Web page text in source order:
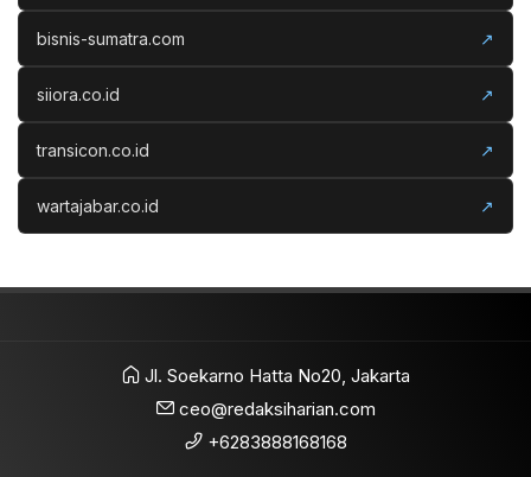
bisnis-sumatra.com ↗
siiora.co.id ↗
transicon.co.id ↗
wartajabar.co.id ↗
Jl. Soekarno Hatta No20, Jakarta
ceo@redaksiharian.com
+6283888168168